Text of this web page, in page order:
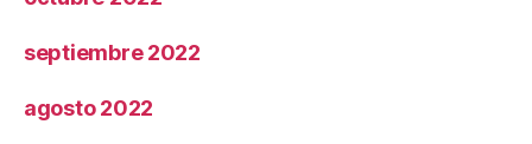
septiembre 2022
agosto 2022